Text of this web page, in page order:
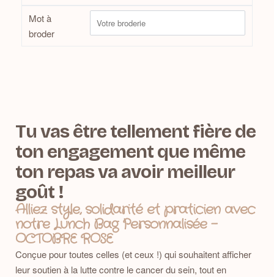
Mot à
broder
Tu vas être tellement fière de
ton engagement que même
ton repas va avoir meilleur
goût !
Alliez style, solidarité et praticien avec
notre Lunch Bag Personnalisée -
OCTOBRE ROSE
Conçue pour toutes celles (et ceux !) qui souhaitent afficher
leur soutien à la lutte contre le cancer du sein, tout en